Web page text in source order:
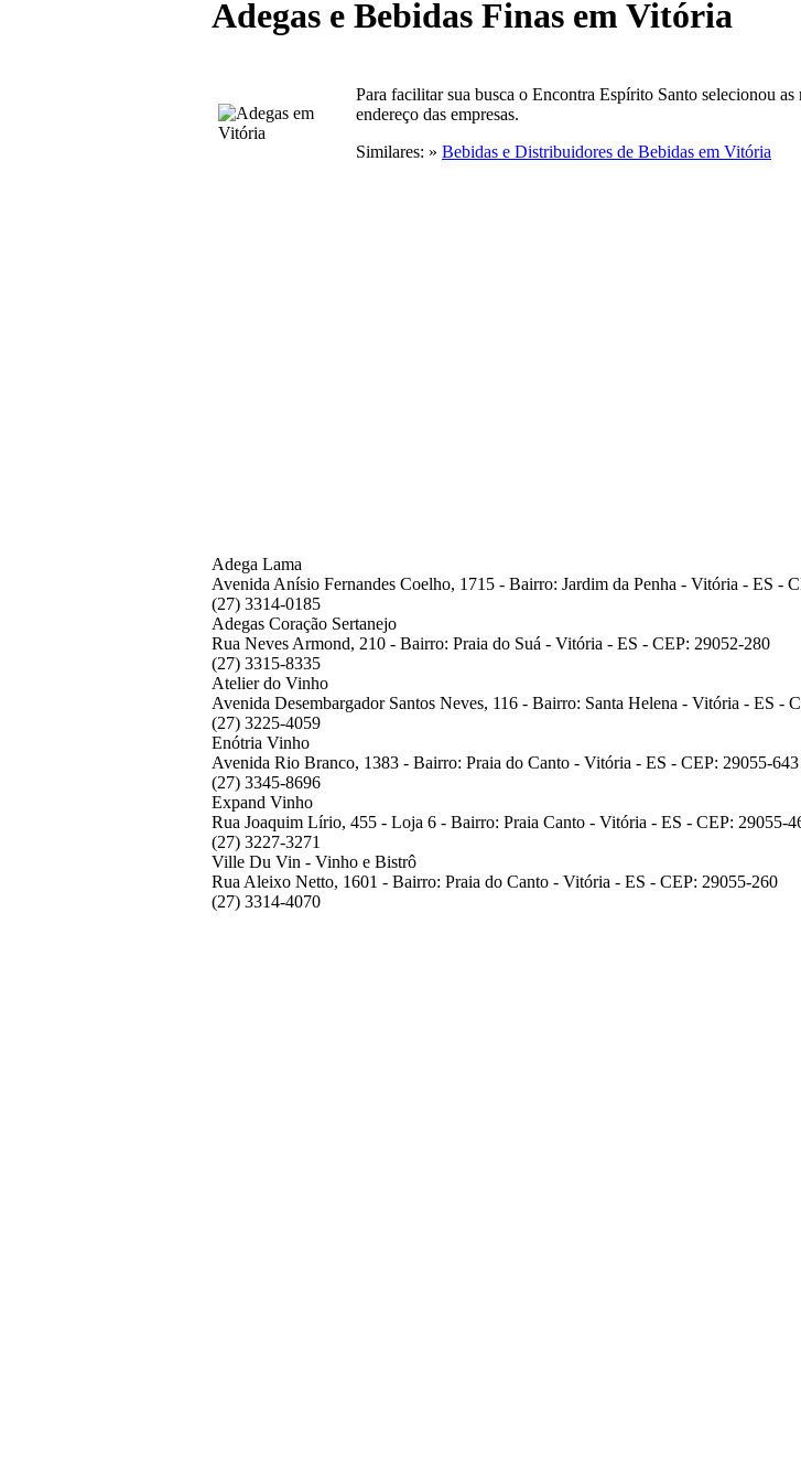
Adegas e Bebidas Finas em Vitória
Para facilitar sua busca o Encontra Espírito Santo selecionou as
endereço das empresas.
Similares: » Bebidas e Distribuidores de Bebidas em Vitória
Adega Lama
Avenida Anísio Fernandes Coelho, 1715 - Bairro: Jardim da Penha - Vitória - ES -
(27) 3314-0185
Adegas Coração Sertanejo
Rua Neves Armond, 210 - Bairro: Praia do Suá - Vitória - ES - CEP: 29052-280
(27) 3315-8335
Atelier do Vinho
Avenida Desembargador Santos Neves, 116 - Bairro: Santa Helena - Vitória - ES -
(27) 3225-4059
Enótria Vinho
Avenida Rio Branco, 1383 - Bairro: Praia do Canto - Vitória - ES - CEP: 29055-643
(27) 3345-8696
Expand Vinho
Rua Joaquim Lírio, 455 - Loja 6 - Bairro: Praia Canto - Vitória - ES - CEP: 29055-
(27) 3227-3271
Ville Du Vin - Vinho e Bistrô
Rua Aleixo Netto, 1601 - Bairro: Praia do Canto - Vitória - ES - CEP: 29055-260
(27) 3314-4070